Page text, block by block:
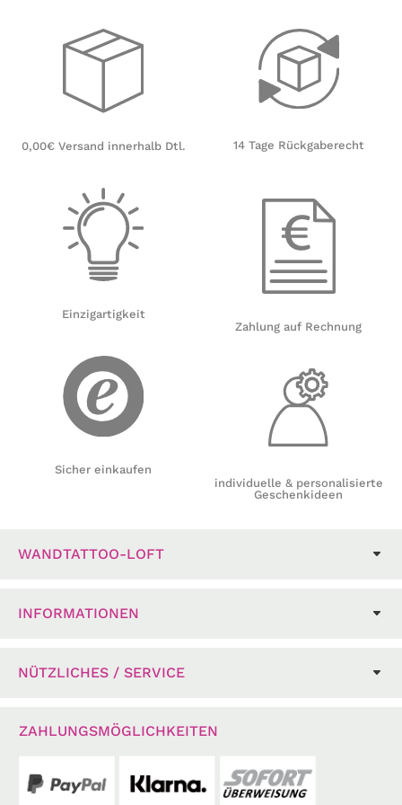
0,00€ Versand innerhalb Dtl.
Einzigartigkeit
Sicher einkaufen
14 Tage Rückgaberecht
Zahlung auf Rechnung
individuelle & personalisierte
Geschenkideen
WANDTATTOO-LOFT
INFORMATIONEN
NÜTZLICHES / SERVICE
ZAHLUNGSMÖGLICHKEITEN